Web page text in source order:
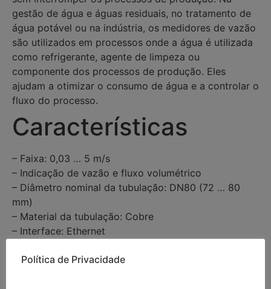
gestão de água e águas residuais, no tratamento de
água potável ou na indústria, os medidores de vazão
são utilizados em processos onde a água é utilizada
como refrigerante, agente de limpeza ou
componente dos processos de produção. Eles
ajudam a otimizar o consumo de água e a controlar o
fluxo do processo.
Características
– Faixa: 0,03 … 5 m/s
– Indicação de vazão e fluxo volumétrico
– Diâmetro nominal da tubulação: DN80 (72 … 80
mm)
– Material da tubulação: Cobre
– Interface: Ethernet
Especificações
Política de Privacidade